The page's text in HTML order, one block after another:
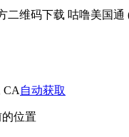
二维码下载 咕噜美国通
CA 自动获取
位置